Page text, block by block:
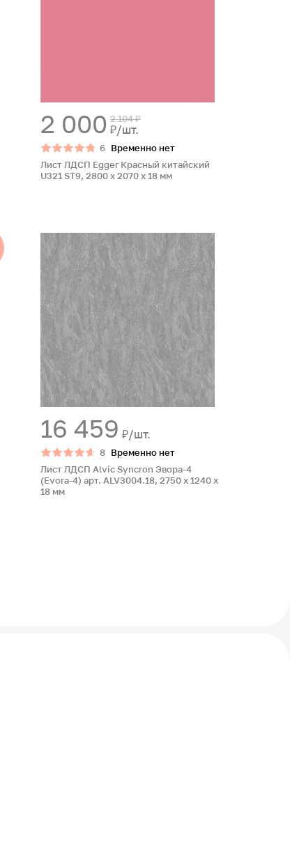
2 104 ₽
2 000 ₽/шт.
6 Временно нет
Лист ЛДСП Egger Красный китайский
U321 ST9, 2800 x 2070 x 18 мм
16 459 ₽/шт.
8 Временно нет
Лист ЛДСП Alvic Syncron Эвора-4
(Evora-4) арт. ALV3004.18, 2750 x 1240 x
18 мм